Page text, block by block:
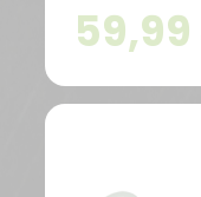
59,99